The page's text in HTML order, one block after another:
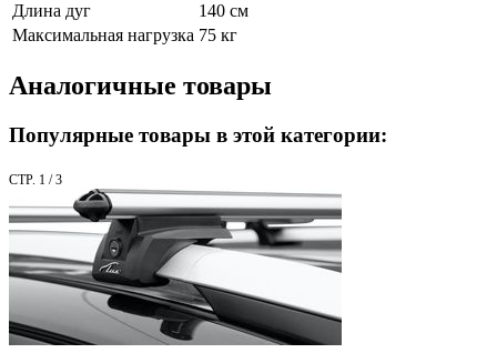
Длина дуг
140 см
Максимальная нагрузка 75 кг
Аналогичные товары
Популярные товары в этой категории:
СТР. 1 / 3